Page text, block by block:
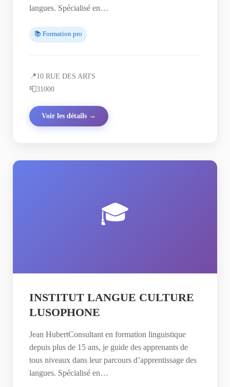
langues. Spécialisé en…
📚 Formation pro
📍10 RUE DES ARTS
📮31000
Voir les détails →
🎓
INSTITUT LANGUE CULTURE
LUSOPHONE
Jean HubertConsultant en formation linguistique
depuis plus de 15 ans, je guide des apprenants de
tous niveaux dans leur parcours d’apprentissage des
langues. Spécialisé en…